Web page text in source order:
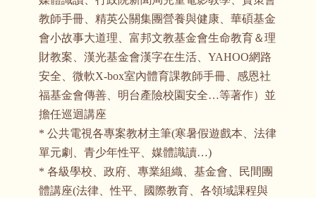
教師手冊、精英公關集團營養與健康、華碩基金
會小故事大道理、富邦文教基金會生命教育＆理
財教案、漢光基金會漢字在生活、YAHOO網路
安全、微軟X-box室內體育課教師手冊、感恩社
福基金會傳善、明台產險校園安全…等著作）並
擔任巡迴講座
* 公共電視各專案教材主筆(寒暑假遊戲本、法律
單元劇、青少年性平、媒體識讀…)
* 各級學校、政府、專業組織、基金會、民間團
體講座(法律、性平、國際教育、各領域課程與